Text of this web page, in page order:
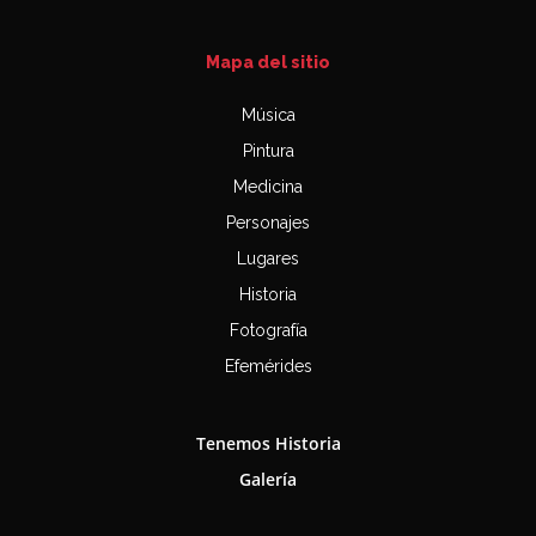
Mapa del sitio
Música
Pintura
Medicina
Personajes
Lugares
Historia
Fotografía
Efemérides
Tenemos Historia
Galería